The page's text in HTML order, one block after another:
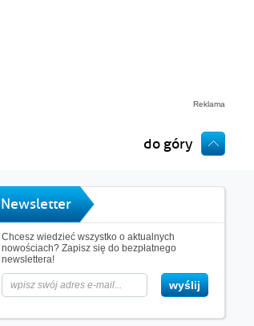
Reklama
do góry
Newsletter
Chcesz wiedzieć wszystko o aktualnych
nowościach? Zapisz się do bezpłatnego
newslettera!